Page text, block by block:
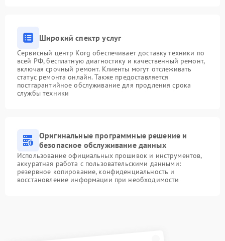
Широкий спектр услуг
Сервисный центр Korg обеспечивает доставку техники по
всей РФ, бесплатную диагностику и качественный ремонт,
включая срочный ремонт. Клиенты могут отслеживать
статус ремонта онлайн. Также предоставляется
постгарантийное обслуживание для продления срока
службы техники
Оригинальные программные решение и
безопасное обслуживание данных
Использование официальных прошивок и инструментов,
аккуратная работа с пользовательскими данными:
резервное копирование, конфиденциальность и
восстановление информации при необходимости